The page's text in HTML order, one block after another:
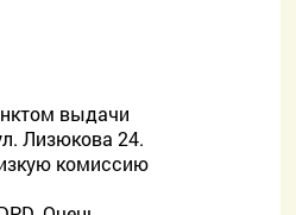
выдачи
Лизюкова 24.
комиссию